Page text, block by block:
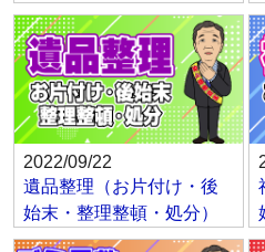
2022/09/22
遺品整理（お片付け・後
始末・整理整頓・処分）